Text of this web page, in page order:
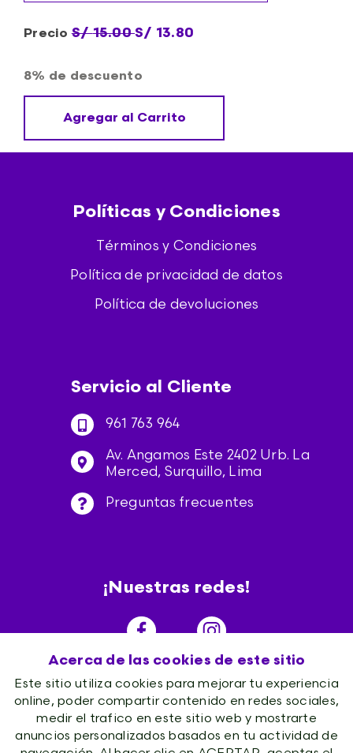
Precio S/15.00S/ 13.80
8% de descuento
Agregar al Carrito
Políticas y Condiciones
Términos y Condiciones
Política de privacidad de datos
Política de devoluciones
Servicio al Cliente
961 763 964
Av. Angamos Este 2402 Urb. La
Merced, Surquillo, Lima
Preguntas frecuentes
¡Nuestras redes!
Acerca de las cookies de este sitio
Este sitio utiliza cookies para mejorar tu experiencia
online, poder compartir contenido en redes sociales,
medir el trafico en este sitio web y mostrarte
anuncios personalizados basados en tu actividad de